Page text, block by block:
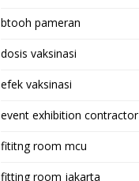
btooh pameran
dosis vaksinasi
efek vaksinasi
event exhibition contractor
fititng room mcu
fitting room jakarta